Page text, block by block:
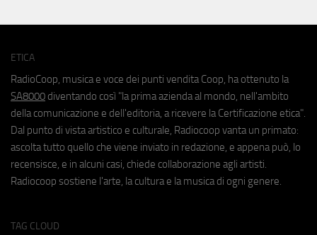
ETICA
RadioCoop, musica e voce dei punti vendita Coop, ha ottenuto la
SA8000 diventando così "la prima azienda al mondo, nell'ambito
della comunicazione e dell'editoria, a ricevere la Certificazione etica".
Dal punto di vista artistico e culturale, Radiocoop vanta un primato:
ascolta tutto quello che viene inviato in redazione, e appena può, lo
recensisce, e in alcuni casi, chiede collaborazione agli artisti.
Radiocoop sostiene l'arte, la cultura e la musica di ogni genere.
TAG CLOUD